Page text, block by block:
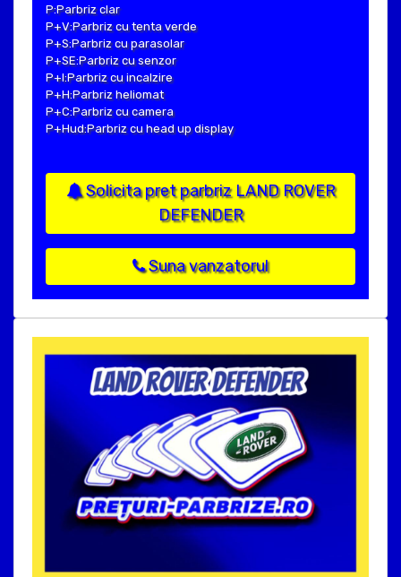
P:Parbriz clar
P+V:Parbriz cu tenta verde
P+S:Parbriz cu parasolar
P+SE:Parbriz cu senzor
P+I:Parbriz cu incalzire
P+H:Parbriz heliomat
P+C:Parbriz cu camera
P+Hud:Parbriz cu head up display
Solicita pret parbriz LAND ROVER
DEFENDER
Suna vanzatorul